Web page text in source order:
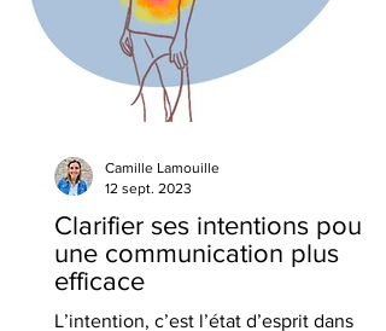
Clarifier ses intentions pour
une communication plus
efficace
L’intention, c’est l’état d’esprit dans
Camille Lamouille
12 sept. 2023